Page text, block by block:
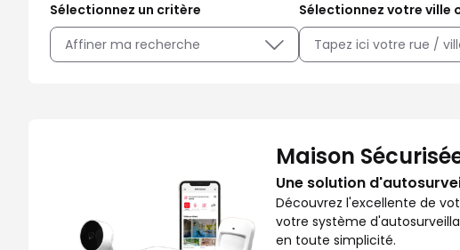
Sélectionnez un critère
Affiner ma recherche
Sélectionnez votre ville
Maison
Une solution
Découvrez l'excellente de
votre système
en toute simplicité.
Avec Maison Sécurisée, soyez rassuré sur ce qui se passe chez